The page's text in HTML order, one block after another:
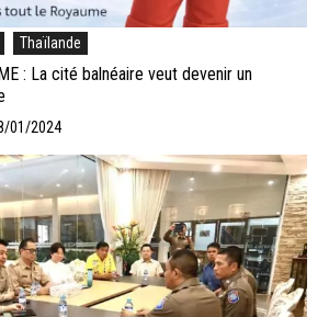
Thaïlande
: La cité balnéaire veut devenir un
01/2024